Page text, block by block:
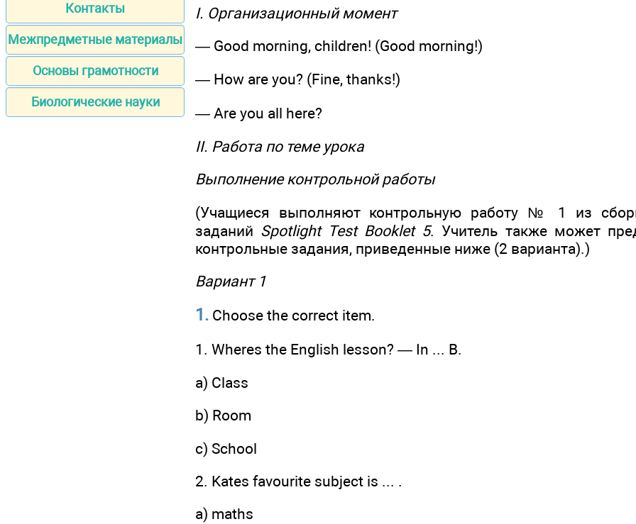
Контакты
Межпредметные материалы
Основы грамотности
Биологические науки
I. Организационный момент
— Good morning, children! (Good morning!)
— How are you? (Fine, thanks!)
— Are you all here?
II. Работа по теме урока
Выполнение контрольной работы
(Учащиеся выполняют контрольную работу № 1 из
заданий Spotlight Test Booklet 5. Учитель также может
контрольные задания, приведенные ниже (2 варианта).)
Вариант 1
1. Choose the correct item.
1. Wheres the English lesson? — In ... B.
a) Class
b) Room
c) School
2. Kates favourite subject is ... .
a) maths